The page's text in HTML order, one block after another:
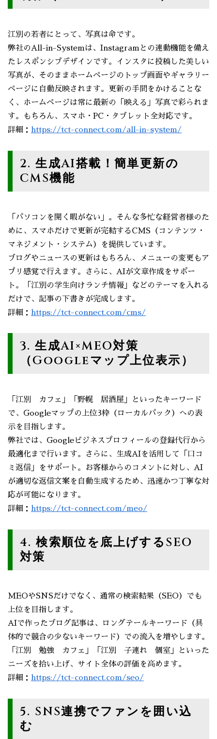
江別の若者にとって、写真は命です。
弊社のAll-in-Systemは、Instagramとの連動機能を備え
たレスポンシブデザインです。インスタに投稿した美しい
写真が、そのままホームページのトップ画面やギャラリー
ページに自動反映されます。更新の手間をかけることな
く、ホームページは常に最新の「映える」写真で彩られま
す。もちろん、スマホ・PC・タブレット全対応です。
詳細：
https://tct-connect.com/all-in-system/
2. 生成AI搭載！簡単更新の
CMS機能
「パソコンを開く暇がない」。そんな多忙な経営者様のた
めに、スマホだけで更新が完結するCMS（コンテンツ・
マネジメント・システム）を提供しています。
ブログやニュースの更新はもちろん、メニューの変更もア
プリ感覚で行えます。さらに、AIが文章作成をサポー
ト。「江別の学生向けランチ情報」などのテーマを入れる
だけで、記事の下書きが完成します。
詳細： https://tct-connect.com/cms/
3. 生成AI×MEO対策
（Googleマップ上位表示）
「江別 カフェ」「野幌 居酒屋」といったキーワード
で、Googleマップの上位3枠（ローカルパック）への表
示を目指します。
弊社では、Googleビジネスプロフィールの登録代行から
最適化まで行います。さらに、生成AIを活用して「口コ
ミ返信」をサポート。お客様からのコメントに対し、AI
が適切な返信文案を自動生成するため、迅速かつ丁寧な対
応が可能になります。
詳細：
https://tct-connect.com/meo/
4. 検索順位を底上げするSEO
対策
MEOやSNSだけでなく、通常の検索結果（SEO）でも
上位を目指します。
AIで作ったブログ記事は、ロングテールキーワード（具
体的で競合の少ないキーワード）での流入を増やします。
「江別 勉強 カフェ」「江別 子連れ 個室」といった
ニーズを拾い上げ、サイト全体の評価を高めます。
詳細：
https://tct-connect.com/seo/
5. SNS連携でファンを囲い込
む